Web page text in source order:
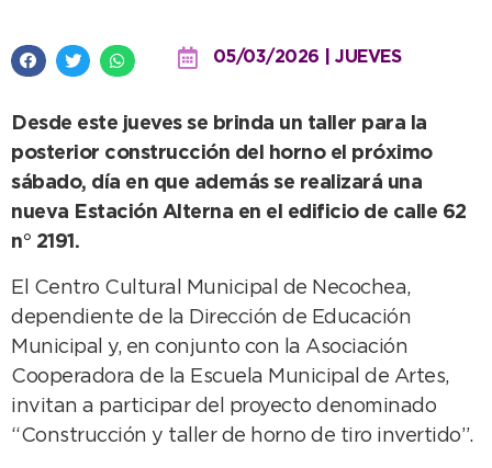
05/03/2026 | JUEVES
Desde este jueves se brinda un taller para la
posterior construcción del horno el próximo
sábado, día en que además se realizará una
nueva Estación Alterna en el edificio de calle 62
n° 2191.
El Centro Cultural Municipal de Necochea,
dependiente de la Dirección de Educación
Municipal y, en conjunto con la Asociación
Cooperadora de la Escuela Municipal de Artes,
invitan a participar del proyecto denominado
“Construcción y taller de horno de tiro invertido”.